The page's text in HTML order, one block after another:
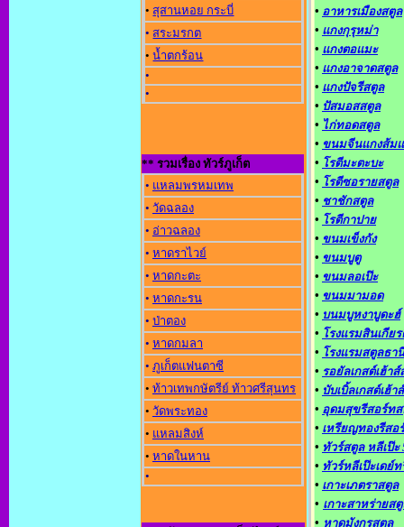
•สุสานหอย กระบี่
•สระมรกต
•น้ำตกร้อน
•
•
** รวมเรื่อง ทัวร์ภูเก็ต
• แหลมพรหมเทพ
• วัดฉลอง
• อ่าวฉลอง
• หาดราไวย์
• หาดกะตะ
• หาดกะรน
• ป่าตอง
• หาดกมลา
• ภูเก็ตแฟนตาซี
• ท้าวเทพกษัตรีย์ ท้าวศรีสุนทร
• วัดพระทอง
• แหลมสิงห์
• หาดในหาน
•
• อาหารเมืองสตูล
• แกงกุรุหม่า
• แกงตอแมะ
• แกงอาจาดสตูล
• แกงปัจรีสตูล
• ปัสมอสสตูล
• ไก่ทอดสตูล
• ขนมจีนแกงส้ม
• โรตีมะตะบะ
• โรตีซอรายสตูล
• ชาชักสตูล
• โรตีกาปาย
• ขนมเข็งกัง
• ขนมบูตู
• ขนมลอเป๊ะ
• ขนมมามอด
• บนมบูหงาบูดะฮ์
• โรงแรมสินเกีย
• โรงแรมสตูลธานี
• รอยัลเกสต์เฮ้าส์
• บับเบิ้ลเกสต์เฮ้าส์
• อุดมสุขรีสอร์ท
• เหรียญทองรีสอ
• ทัวร์สตูล หลีเป๊ะ
• ทัวร์หลีเป๊ะเดย์ท
• เกาะเภตราสตูล
• เกาะสาหร่ายส
• หาดมังกรสตูล